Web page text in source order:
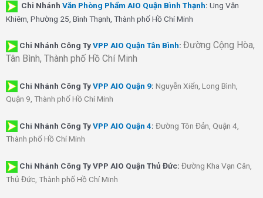
Chi Nhánh Văn Phòng Phẩm AIO Quận Bình Thạnh: Ung Văn
Khiêm, Phường 25, Bình Thạnh, Thành phố Hồ Chí Minh
Chi Nhánh Công TyVPP AIO Quận Tân Bình: Đường Cộng Hòa,
Tân Bình, Thành phố Hồ Chí Minh
Chi Nhánh Công TyVPP AIO Quận 9: Nguyễn Xiển, Long Bình,
Quận 9, Thành phố Hồ Chí Minh
Chi Nhánh Công TyVPP AIO Quận 4: Đường Tôn Đản, Quận 4,
Thành phố Hồ Chí Minh
Chi Nhánh Công Ty VPP AIO Quận Thủ Đức: Đường Kha Vạn Cân,
Thủ Đức, Thành phố Hồ Chí Minh